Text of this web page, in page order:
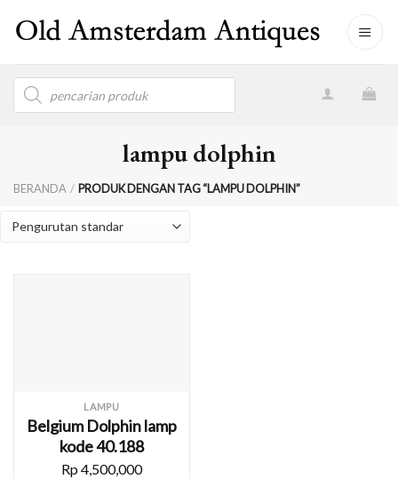
Products
search
lampu dolphin
BERANDA / PRODUK DENGAN TAG “LAMPU DOLPHIN”
LAMPU
Belgium Dolphin lamp
kode 40.188
Rp 4,500,000